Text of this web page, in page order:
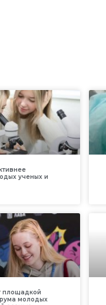
ученых и
площадкой
молодых